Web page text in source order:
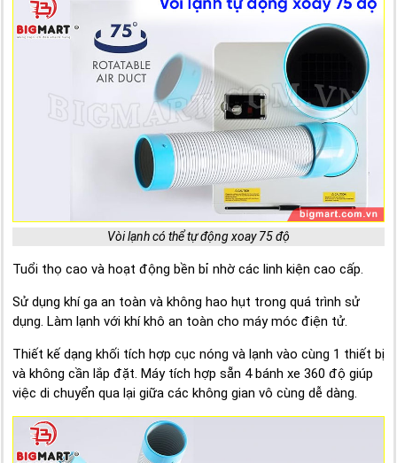
Vòi lạnh có thể tự động xoay 75 độ
Tuổi thọ cao và hoạt động bền bỉ nhờ các linh kiện cao cấp.
Sử dụng khí ga an toàn và không hao hụt trong quá trình sử
dụng. Làm lạnh với khí khô an toàn cho máy móc điện tử.
Thiết kế dạng khối tích hợp cục nóng và lạnh vào cùng 1 thiết bị
và không cần lắp đặt. Máy tích hợp sẵn 4 bánh xe 360 độ giúp
việc di chuyển qua lại giữa các không gian vô cùng dễ dàng.